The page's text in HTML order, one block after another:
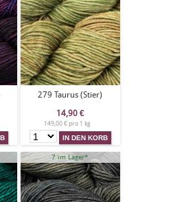
279 Taurus (Stier)
14,90 €
149,00 € pro 1 kg
7 im Lager*